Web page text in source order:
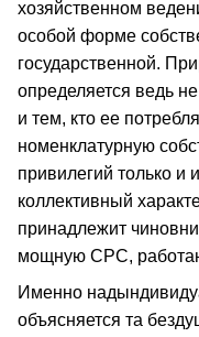
хозяйственном
особой форме
государственной.
определяется ведь
и тем, кто ее
номенклатурную
привилегий только и
коллективный
принадлежит
мощную СРС,
Именно
объясняется та